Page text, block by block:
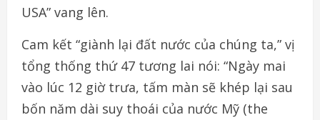
USA” vang lên.
Cam kết “giành lại đất nước của chúng ta,” vị
tổng thống thứ 47 tương lai nói: “Ngày mai
vào lúc 12 giờ trưa, tấm màn sẽ khép lại sau
bốn năm dài suy thoái của nước Mỹ (the